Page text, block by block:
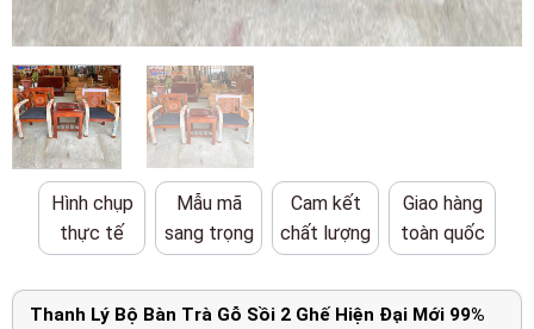
Hình chụp
thực tế
Mẫu mã
sang trọng
Cam kết
chất lượng
Giao hàng
toàn quốc
Thanh Lý Bộ Bàn Trà Gỗ Sồi 2 Ghế Hiện Đại Mới 99%